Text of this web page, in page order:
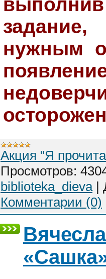
нужным
Акция "Я
Просмотров:
biblioteka_dieva|
Комментарии (0)